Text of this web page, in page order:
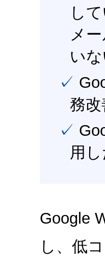
し
メ
い
✓ Google Workspace（旧G Suite） を活用し、業
務
✓ Google Workspace（旧G Suite） を最大限に活
用
Google
し、低